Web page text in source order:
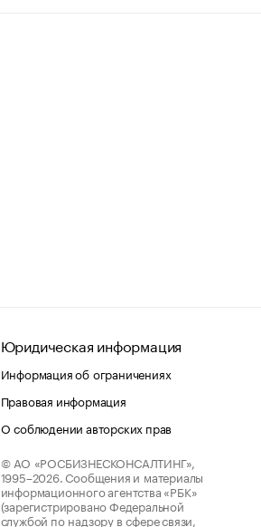
Юридическая информация
Информация об ограничениях
Правовая информация
О соблюдении авторских прав
© АО «РОСБИЗНЕСКОНСАЛТИНГ»,
1995–2026. Сообщения и материалы
информационного агентства «РБК»
(зарегистрировано Федеральной
службой по надзору в сфере связи,